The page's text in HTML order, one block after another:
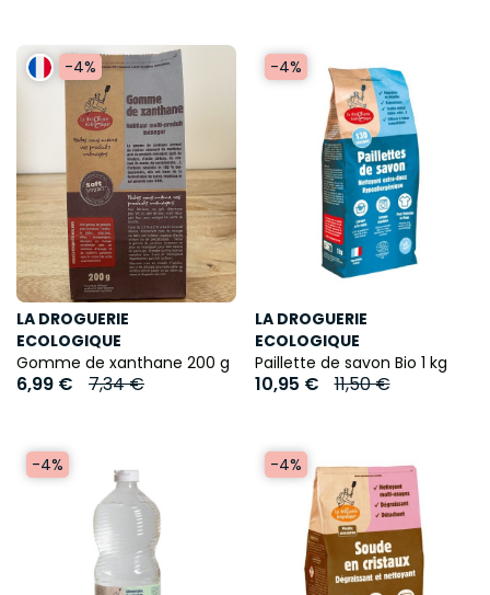
-4%
LA DROGUERIE
ECOLOGIQUE
Gomme de xanthane 200 g
6,99 € 7,34 €
-4%
LA DROGUERIE
ECOLOGIQUE
Paillette de savon Bio 1 kg
10,95 € 11,50 €
-4% -4%